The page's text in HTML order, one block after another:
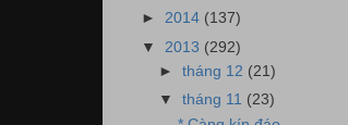
► 2014 (137)
▼ 2013 (292)
►tháng 12 (21)
▼tháng 11 (23)